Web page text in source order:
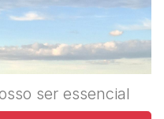
ser essencial